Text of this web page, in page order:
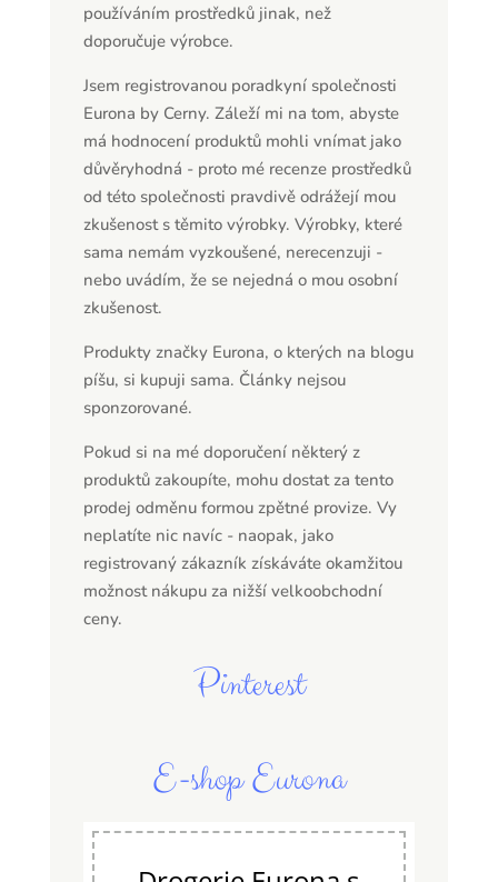
používáním prostředků jinak, než
doporučuje výrobce.
Jsem registrovanou poradkyní společnosti
Eurona by Cerny. Záleží mi na tom, abyste
má hodnocení produktů mohli vnímat jako
důvěryhodná - proto mé recenze prostředků
od této společnosti pravdivě odrážejí mou
zkušenost s těmito výrobky. Výrobky, které
sama nemám vyzkoušené, nerecenzuji -
nebo uvádím, že se nejedná o mou osobní
zkušenost.
Produkty značky Eurona, o kterých na blogu
píšu, si kupuji sama. Články nejsou
sponzorované.
Pokud si na mé doporučení některý z
produktů zakoupíte, mohu dostat za tento
prodej odměnu formou zpětné provize. Vy
neplatíte nic navíc - naopak, jako
registrovaný zákazník získáváte okamžitou
možnost nákupu za nižší velkoobchodní
ceny.
Pinterest
E-shop Eurona